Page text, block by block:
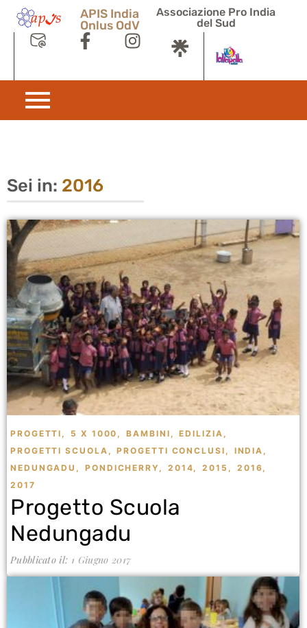
APIS India
Onlus OdV
Associazione Pro India
del Sud
Sei in: 2016
PROGETTI , 5 X 1000 , BAMBINI , EDILIZIA ,
PROGETTI SCUOLA , PROGETTI CONCLUSI , INDIA ,
NEDUNGADU , PONDICHERRY, 2014, 2015 , 2016,
2017
Progetto Scuola
Nedungadu
Pubblicato il: 1 Giugno 2017